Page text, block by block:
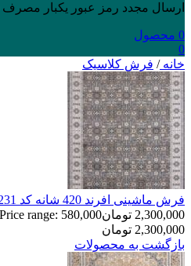
ارسال مجدد رمز عبور یکبار مصرف
0 محصول
0
خانه/ فرش کلاسیک
فرش ماشینی افرند 420 شانه کد 4231
2,300,000 تومان
2,300,000 تومان
بازگشت به محصولات